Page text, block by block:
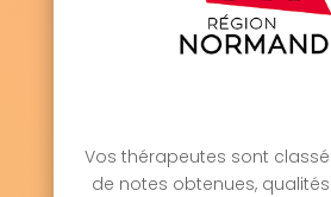
Vos thérapeutes sont
de notes obtenues,